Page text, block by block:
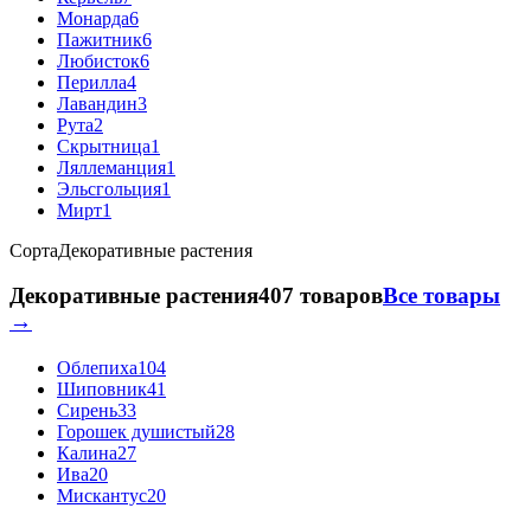
Монарда6
Пажитник6
Любисток6
Перилла4
Лавандин3
Рута2
Скрытница1
Ляллеманция1
Эльсгольция1
Мирт1
СортаДекоративные растения
Декоративные растения407 товаровВсе товары
→
Облепиха104
Шиповник41
Сирень33
Горошек душистый28
Калина27
Ива20
Мискантус20